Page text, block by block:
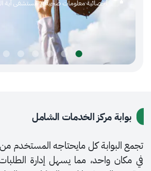
أخصائية معلومات صحية في مستشفى آية التخصصي
مركز الخدمات الشامل
كل مايحتاجه المستخدم من أدوات
واحد، مما يسهل إدارة الطلبات، وتتبع